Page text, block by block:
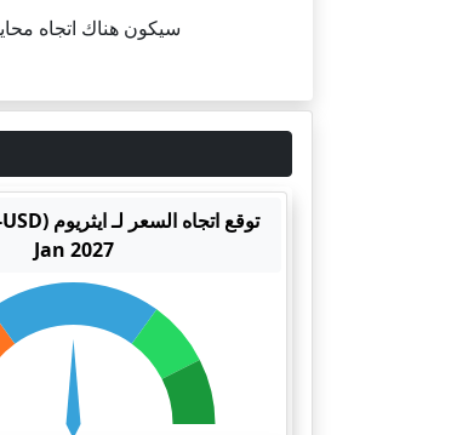
سيكون هناك اتجاه
Jan 2027